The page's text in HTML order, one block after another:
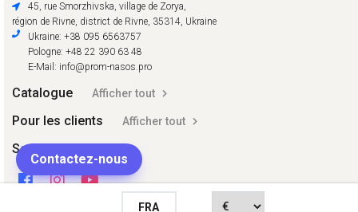
FRA
45, rue Smorzhivska, village de Zorya,
région de Rivne, district de Rivne, 35314, Ukraine
Ukraine: +38 095 6563757
Pologne: +48 22 390 63 48
E-Mail: info@prom-nasos.pro
Catalogue Afficher tout
Pour les clients Afficher tout
Social
Contactez-nous